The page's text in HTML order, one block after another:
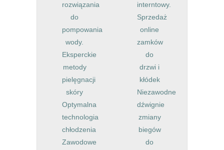
rozwiązania
do
pompowania
wody.
Eksperckie
metody
pielęgnacji
skóry
Optymalna
technologia
chłodzenia
Zawodowe
interntowy.
Sprzedaż
online
zamków
do
drzwi i
kłódek
Niezawodne
dźwignie
zmiany
biegów
do